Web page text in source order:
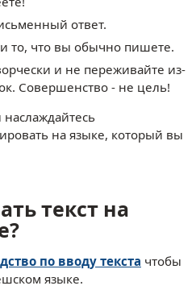
ответ.
то, что вы обычно пишете.
и не переживайте из-
Совершенство - не цель!
наслаждайтесь
на языке, который вы
текст на
по вводу текста чтобы
языке.